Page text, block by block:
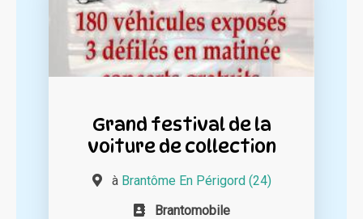
Grand festival de la
voiture de collection
à Brantôme En Périgord (24)
Brantomobile